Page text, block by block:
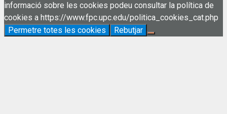
informació sobre les cookies podeu consultar la política de
cookies a https://www.fpc.upc.edu/politica_cookies_cat.php
Permetre totes les cookies
Rebutjar